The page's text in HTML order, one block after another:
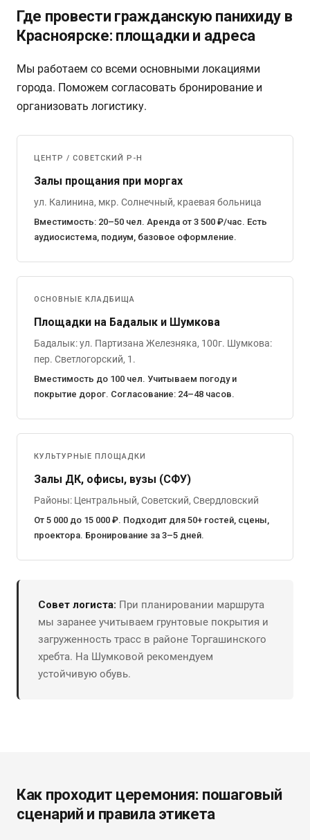
Где провести гражданскую панихиду в
Красноярске: площадки и адреса
Мы работаем со всеми основными локациями
города. Поможем согласовать бронирование и
организовать логистику.
ЦЕНТР / СОВЕТСКИЙ Р-Н
Залы прощания при моргах
ул. Калинина, мкр. Солнечный, краевая больница
Вместимость: 20–50 чел. Аренда от 3 500 ₽/час. Есть
аудиосистема, подиум, базовое оформление.
ОСНОВНЫЕ КЛАДБИЩА
Площадки на Бадалык и Шумкова
Бадалык: ул. Партизана Железняка, 100г. Шумкова:
пер. Светлогорский, 1.
Вместимость до 100 чел. Учитываем погоду и
покрытие дорог. Согласование: 24–48 часов.
КУЛЬТУРНЫЕ ПЛОЩАДКИ
Залы ДК, офисы, вузы (СФУ)
Районы: Центральный, Советский, Свердловский
От 5 000 до 15 000 ₽. Подходит для 50+ гостей, сцены,
проектора. Бронирование за 3–5 дней.
Совет логиста: При планировании маршрута
мы заранее учитываем грунтовые покрытия и
загруженность трасс в районе Торгашинского
хребта. На Шумковой рекомендуем
устойчивую обувь.
Как проходит церемония: пошаговый
сценарий и правила этикета